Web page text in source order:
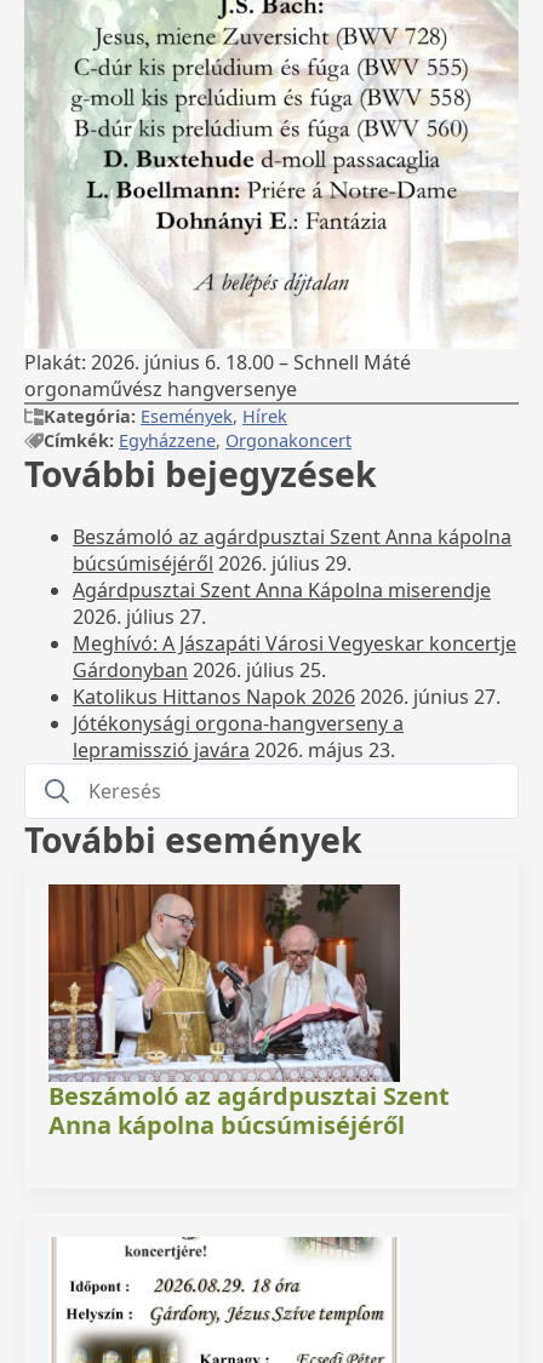
Plakát: 2026. június 6. 18.00 – Schnell Máté
orgonaművész hangversenye
Kategória: Események, Hírek
Címkék: Egyházzene, Orgonakoncert
További bejegyzések
Beszámoló az agárdpusztai Szent Anna kápolna
búcsúmiséjéről 2026. július 29.
Agárdpusztai Szent Anna Kápolna miserendje
2026. július 27.
Meghívó: A Jászapáti Városi Vegyeskar koncertje
Gárdonyban 2026. július 25.
Katolikus Hittanos Napok 20262026. június 27.
Jótékonysági orgona-hangverseny a
lepramisszió javára 2026. május 23.
Search
for:
További események
Beszámoló az agárdpusztai Szent
Anna kápolna búcsúmiséjéről